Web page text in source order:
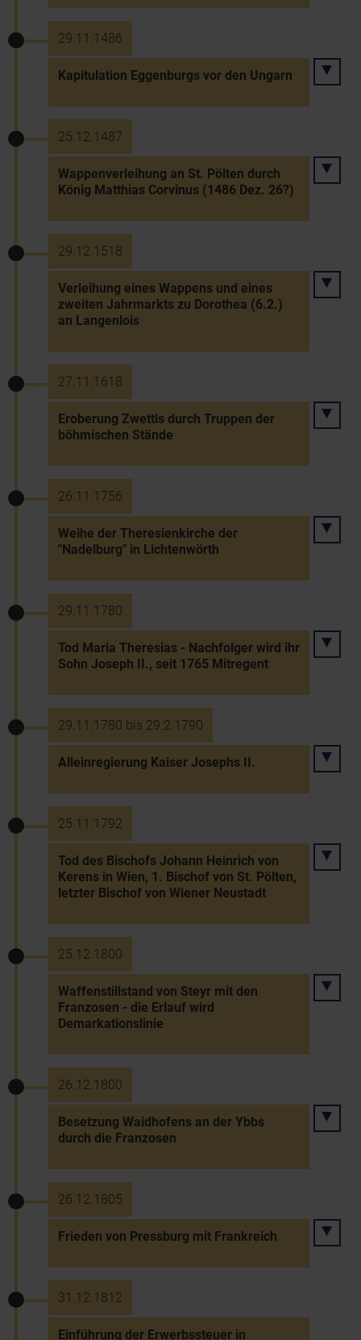
29.11.1486
Kapitulation Eggenburgs vor den Ungarn
25.12.1487
Wappenverleihung an St. Pölten durch
König Matthias Corvinus (1486 Dez. 26?)
29.12.1518
Verleihung eines Wappens und eines
zweiten Jahrmarkts zu Dorothea (6.2.)
an Langenlois
27.11.1618
Eroberung Zwettls durch Truppen der
böhmischen Stände
26.11.1756
Weihe der Theresienkirche der
"Nadelburg" in Lichtenwörth
29.11.1780
Tod Maria Theresias - Nachfolger wird ihr
Sohn Joseph II., seit 1765 Mitregent
29.11.1780 bis 29.2.1790
Alleinregierung Kaiser Josephs II.
25.11.1792
Tod des Bischofs Johann Heinrich von
Kerens in Wien, 1. Bischof von St. Pölten,
letzter Bischof von Wiener Neustadt
25.12.1800
Waffenstillstand von Steyr mit den
Franzosen - die Erlauf wird
Demarkationslinie
26.12.1800
Besetzung Waidhofens an der Ybbs
durch die Franzosen
26.12.1805
Frieden von Pressburg mit Frankreich
31.12.1812
Einführung der Erwerbssteuer in